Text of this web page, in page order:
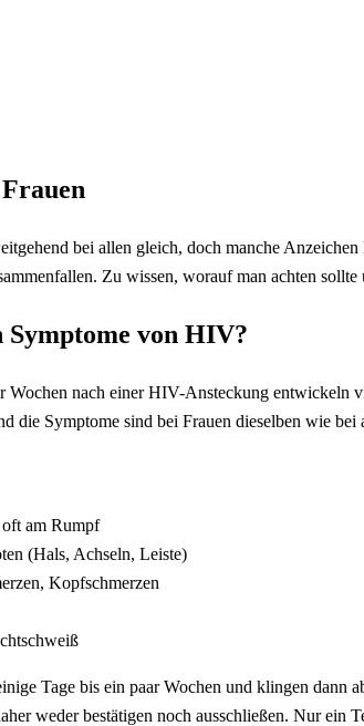
bei allen gleich, doch manche
Zu wissen, worauf man achten
Symptome von HIV?
nach einer HIV-Ansteckung entwickeln
die Symptome sind bei Frauen dieselben wie bei
am Rumpf
(Hals, Achseln, Leiste)
Kopfschmerzen
Tage bis ein paar Wochen und klingen
weder bestätigen noch ausschließen. Nur ein